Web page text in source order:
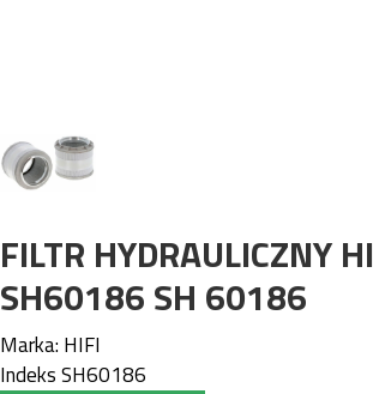
FILTR HYDRAULICZNY
SH60186 SH 60186
Marka: HIFI
IndeksSH60186